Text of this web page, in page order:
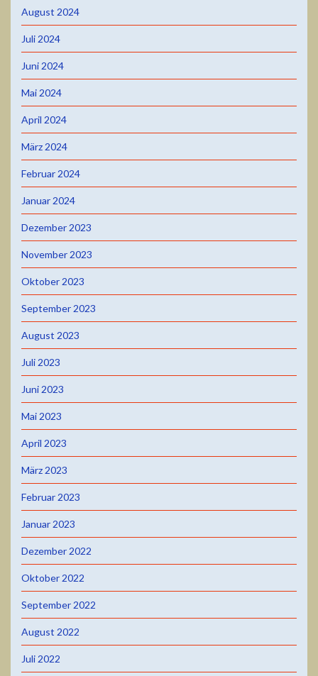
August 2024
Juli 2024
Juni 2024
Mai 2024
April 2024
März 2024
Februar 2024
Januar 2024
Dezember 2023
November 2023
Oktober 2023
September 2023
August 2023
Juli 2023
Juni 2023
Mai 2023
April 2023
März 2023
Februar 2023
Januar 2023
Dezember 2022
Oktober 2022
September 2022
August 2022
Juli 2022